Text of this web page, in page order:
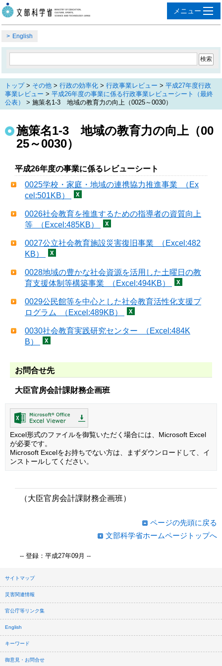
English
トップ> その他 > 行政の効率化 > 行政事業レビュー > 平成27年度行政
事業レビュー > 平成26年度の事業に係る行政事業レビューシート（最終
公表）
> 施策名1-3 地域の教育力の向上（0025～0030）
施策名1-3 地域の教育力の向上（00
25～0030）
平成26年度の事業に係るレビューシート
0025学校・家庭・地域の連携協力推進事業 （Ex
cel:501KB）
0026社会教育を推進するための指導者の資質向上
等 （Excel:485KB）
0027公立社会教育施設災害復旧事業 （Excel:482
KB）
0028地域の豊かな社会資源を活用した土曜日の教
育支援体制等構築事業 （Excel:494KB）
0029公民館等を中心とした社会教育活性化支援プ
ログラム （Excel:489KB）
0030社会教育実践研究センター （Excel:484K
B）
お問合せ先
大臣官房会計課財務企画班
Excel形式のファイルを御覧いただく場合には、Microsoft Excel
が必要です。
Microsoft Excelをお持ちでない方は、まずダウンロードして、イ
ンストールしてください。
（大臣官房会計課財務企画班）
ページの先頭に戻る
文部科学省ホームページトップへ
-- 登録：平成27年09月 --
サイトマップ
災害関連情報
官公庁等リンク集
English
キーワード
御意見・お問合せ